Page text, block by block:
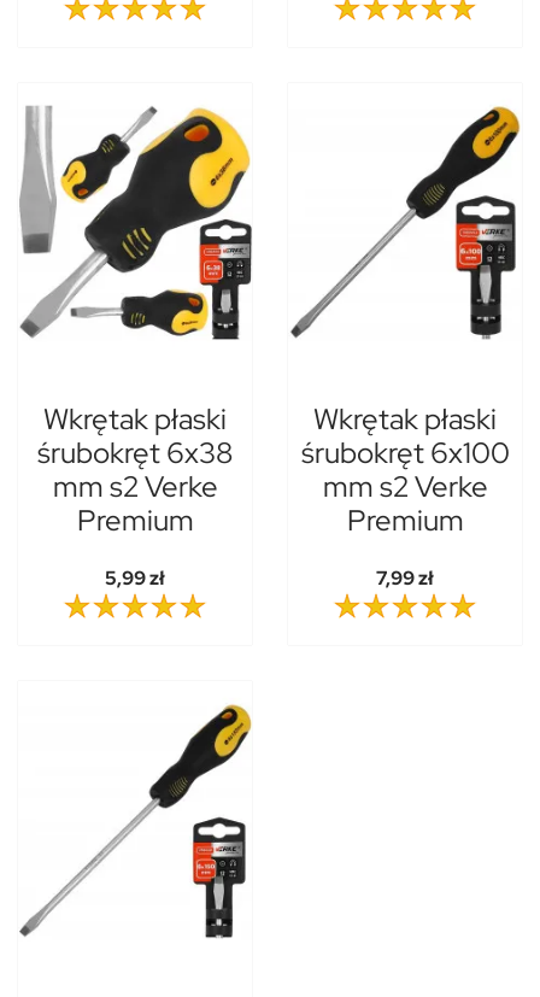
Wkrętak płaski
śrubokręt 6x38
mm s2 Verke
Premium
5,99 zł
Wkrętak płaski
śrubokręt 6x100
mm s2 Verke
Premium
7,99 zł